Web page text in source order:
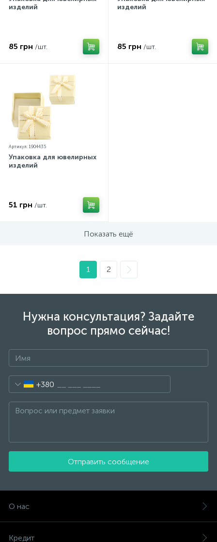
изделий
85 грн /шт.
изделий
85 грн /шт.
Артикул: 1904435
Упаковка для ювелирных
изделий
51 грн /шт.
Показать ещё
1 2
Нужна консультация? Задайте
вопрос прямо сейчас!
+380
Отправить сообщение
О нас
Кредит